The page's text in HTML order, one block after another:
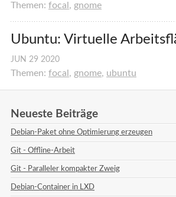
Themen: focal , gnome
Ubuntu: Virtuelle
JUN 29 2020
Themen: focal , gnome, ubuntu
Neueste Beiträge
Debian-Paket ohne Optimierung erzeugen
Git - Offline-Arbeit
Git - Paralleler kompakter Zweig
Debian-Container in LXD